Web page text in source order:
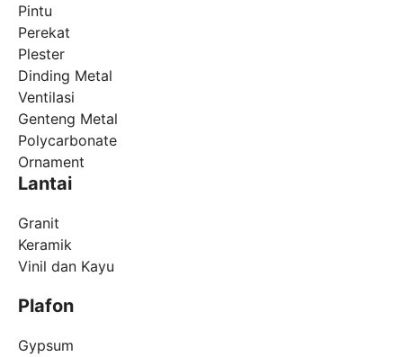
Pintu
Perekat
Plester
Dinding Metal
Ventilasi
Genteng Metal
Polycarbonate
Ornament
Lantai
Granit
Keramik
Vinil dan Kayu
Plafon
Gypsum